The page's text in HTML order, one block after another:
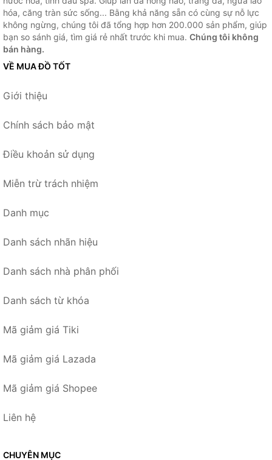
hóa, căng tràn sức sống... Bằng khả năng sẵn có cùng sự nỗ lực
không ngừng, chúng tôi đã tổng hợp hơn 200.000 sản phẩm, giúp
bạn so sánh giá, tìm giá rẻ nhất trước khi mua. Chúng tôi không
bán hàng.
VỀ MUA ĐỒ TỐT
Giới thiệu
Chính sách bảo mật
Điều khoản sử dụng
Miễn trừ trách nhiệm
Danh mục
Danh sách nhãn hiệu
Danh sách nhà phân phối
Danh sách từ khóa
Mã giảm giá Tiki
Mã giảm giá Lazada
Mã giảm giá Shopee
Liên hệ
CHUYÊN MỤC